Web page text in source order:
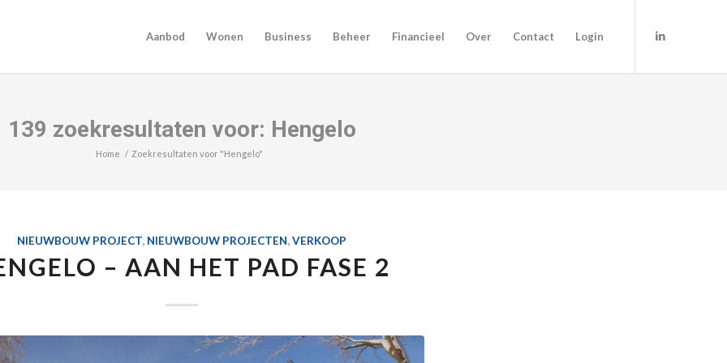
Aanbod Wonen Business Beheer Financieel Over Contact Login
139 zoekresultaten voor: Hengelo
Home / Zoekresultaten voor "Hengelo"
NIEUWBOUW PROJECT, NIEUWBOUW PROJECTEN,VERKOOP
– AAN HET PAD FASE 2